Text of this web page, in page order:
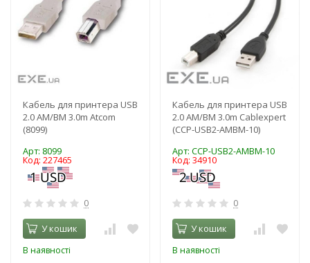
Кабель для принтера USB
2.0 AM/BM 3.0m Atcom
(8099)
Арт: 8099
Код: 227465
0
У кошик
В наявності
Кабель для принтера USB
2.0 AM/BM 3.0m Cablexpert
(CCP-USB2-AMBM-10)
Арт: CCP-USB2-AMBM-10
Код: 34910
0
У кошик
В наявності